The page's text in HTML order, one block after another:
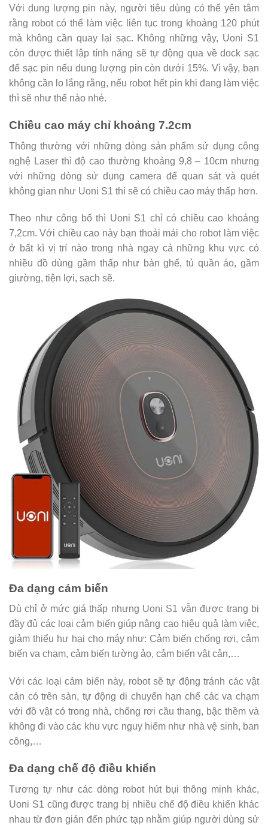
Với dung lượng pin này, người tiêu dùng có thể yên tâm
rằng robot có thể làm việc liên tục trong khoảng 120 phút
mà không cần quay lại sạc. Không những vậy, Uoni S1
còn được thiết lập tính năng sẽ tự động qua về dock sạc
để sạc pin nếu dung lượng pin còn dưới 15%. Vì vậy, bạn
không cần lo lắng rằng, nếu robot hết pin khi đang làm việc
thì sẽ như thế nào nhé.
Chiều cao máy chỉ khoảng 7.2cm
Thông thường với những dòng sản phẩm sử dụng công
nghệ Laser thì độ cao thường khoảng 9,8 – 10cm nhưng
với những dòng sử dụng camera để quan sát và quét
không gian như Uoni S1 thì sẽ có chiều cao máy thấp hơn.
Theo như công bố thì Uoni S1 chỉ có chiều cao khoảng
7,2cm. Với chiều cao này bạn thoải mái cho robot làm việc
ở bất kì vị trí nào trong nhà ngay cả những khu vực có
nhiều đồ dùng gầm thấp như bàn ghế, tủ quần áo, gầm
giường, tiện lợi, sạch sẽ.
Đa dạng cảm biến
Dù chỉ ở mức giá thấp nhưng Uoni S1 vẫn được trang bị
đầy đủ các loại cảm biến giúp nâng cao hiệu quả làm việc,
giảm thiểu hư hại cho máy như: Cảm biến chống rơi, cảm
biến va chạm, cảm biến tường ảo, cảm biến vật cản,…
Với các loại cảm biến này, robot sẽ tự động tránh các vật
cản có trên sàn, tự động di chuyển hạn chế các va chạm
với đồ vật có trong nhà, chống rơi cầu thang, bậc thềm và
không đi vào các khu vực nguy hiểm như nhà vệ sinh, ban
công,…
Đa dạng chế độ điều khiển
Tương tự như các dòng robot hút bụi thông minh khác,
Uoni S1 cũng được trang bị nhiều chế độ điều khiển khác
nhau từ đơn giản đến phức tạp nhằm giúp người dùng sử